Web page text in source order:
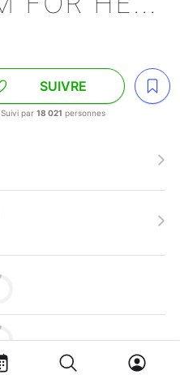
SUIVRE
Suivi par 18 021 personnes